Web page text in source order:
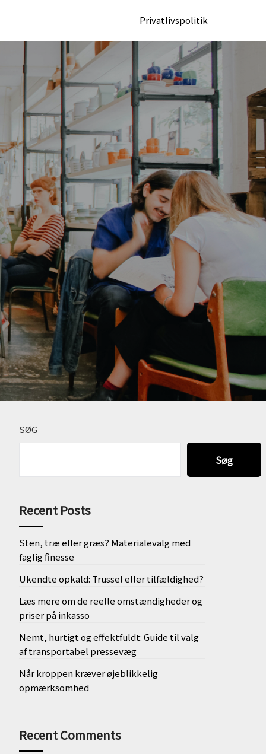
Privatlivspolitik
SØG
Søg
Recent Posts
Sten, træ eller græs? Materialevalg med
faglig finesse
Ukendte opkald: Trussel eller tilfældighed?
Læs mere om de reelle omstændigheder og
priser på inkasso
Nemt, hurtigt og effektfuldt: Guide til valg
af transportabel pressevæg
Når kroppen kræver øjeblikkelig
opmærksomhed
Recent Comments